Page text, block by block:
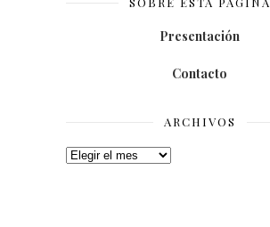
Presentación
Contacto
ARCHIVOS
Archivos